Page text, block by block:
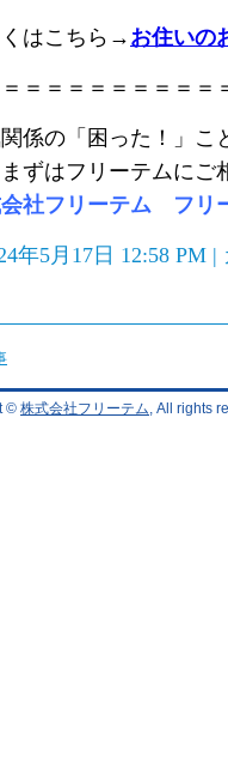
はこちら→ お住いの
＝＝＝＝＝＝＝＝＝＝
係の「困った！」こ
ずはフリーテムにご
社フリーテム フリ
年5月17日 12:58 PM
© 株式会社フリーテム, All rights